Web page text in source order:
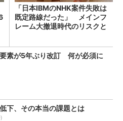
「日本IBMのNHK案件失敗は
既定路線だった」 メインフ
レーム大撤退時代のリスクと
素が5年ぶり改訂 何が必須に
下、その本当の課題とは